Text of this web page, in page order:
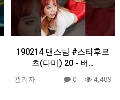
190214 댄스팀 #스타후르
츠(다미) 20 - 버…
관리자 0 4,489